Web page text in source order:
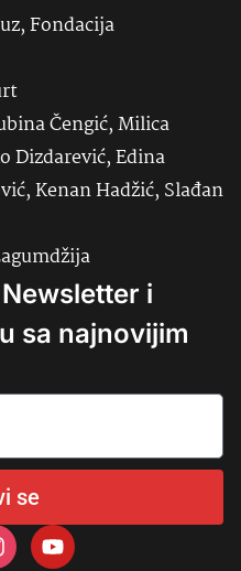
Fondacija
Čengić, Milica
Dizdarević, Edina
Kenan Hadžić, Slađan
i
sa najnovijim
se